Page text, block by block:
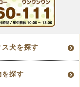
ス犬を探す
を探す